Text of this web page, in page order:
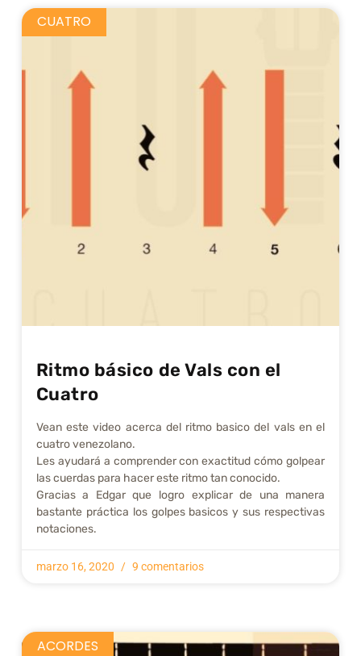
CUATRO
Ritmo básico de Vals con el
Cuatro
Vean este video acerca del ritmo basico del vals en el
cuatro venezolano.
Les ayudará a comprender con exactitud cómo golpear
las cuerdas para hacer este ritmo tan conocido.
Gracias a Edgar que logro explicar de una manera
bastante práctica los golpes basicos y sus respectivas
notaciones.
marzo 16, 2020 9 comentarios
ACORDES